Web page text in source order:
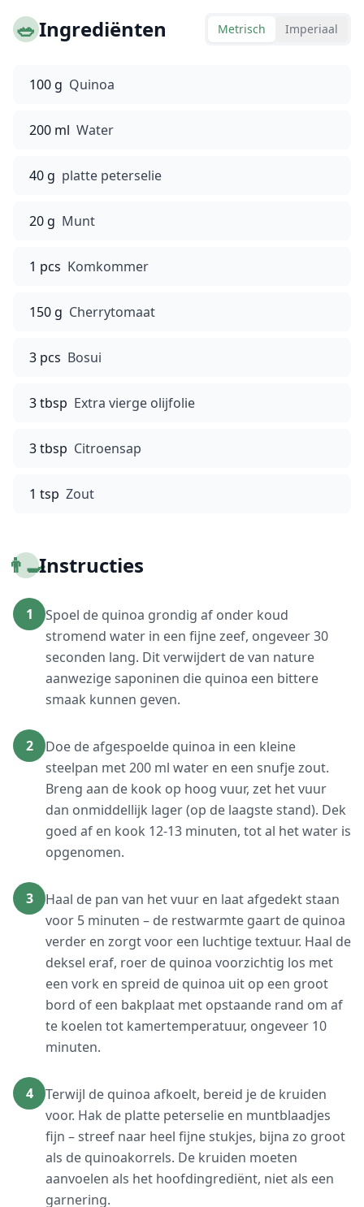
🥗Ingrediënten Metrisch Imperiaal
100 g Quinoa
200 ml Water
40 g platte peterselie
20 g Munt
1 pcs Komkommer
150 g Cherrytomaat
3 pcs Bosui
3 tbsp Extra vierge olijfolie
3 tbsp Citroensap
1 tsp Zout
👨‍🍳Instructies
1
Spoel de quinoa grondig af onder koud
stromend water in een fijne zeef, ongeveer 30
seconden lang. Dit verwijdert de van nature
aanwezige saponinen die quinoa een bittere
smaak kunnen geven.
2
Doe de afgespoelde quinoa in een kleine
steelpan met 200 ml water en een snufje zout.
Breng aan de kook op hoog vuur, zet het vuur
dan onmiddellijk lager (op de laagste stand). Dek
goed af en kook 12-13 minuten, tot al het water is
opgenomen.
3
Haal de pan van het vuur en laat afgedekt staan
voor 5 minuten – de restwarmte gaart de quinoa
verder en zorgt voor een luchtige textuur. Haal de
deksel eraf, roer de quinoa voorzichtig los met
een vork en spreid de quinoa uit op een groot
bord of een bakplaat met opstaande rand om af
te koelen tot kamertemperatuur, ongeveer 10
minuten.
4
Terwijl de quinoa afkoelt, bereid je de kruiden
voor. Hak de platte peterselie en muntblaadjes
fijn – streef naar heel fijne stukjes, bijna zo groot
als de quinoakorrels. De kruiden moeten
aanvoelen als het hoofdingrediënt, niet als een
garnering.